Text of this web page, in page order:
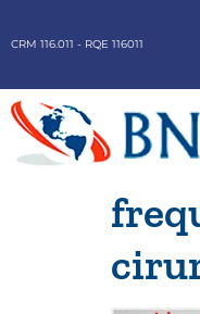
CRM 116.011 - RQE 116011